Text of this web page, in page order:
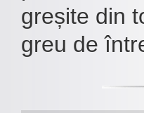
greșite din
greu de